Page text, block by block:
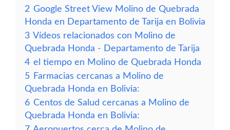
2 Google Street View Molino de Quebrada
Honda en Departamento de Tarija en Bolivia
3 Vídeos relacionados con Molino de
Quebrada Honda - Departamento de Tarija
4 el tiempo en Molino de Quebrada Honda
5 Farmacias cercanas a Molino de
Quebrada Honda en Bolivia:
6 Centos de Salud cercanas a Molino de
Quebrada Honda en Bolivia: